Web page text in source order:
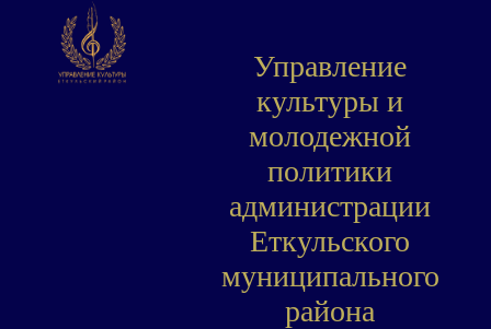
Управление
культуры и
молодежной
политики
администрации
Еткульского
муниципального
района